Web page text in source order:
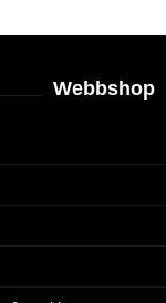
Webbshop